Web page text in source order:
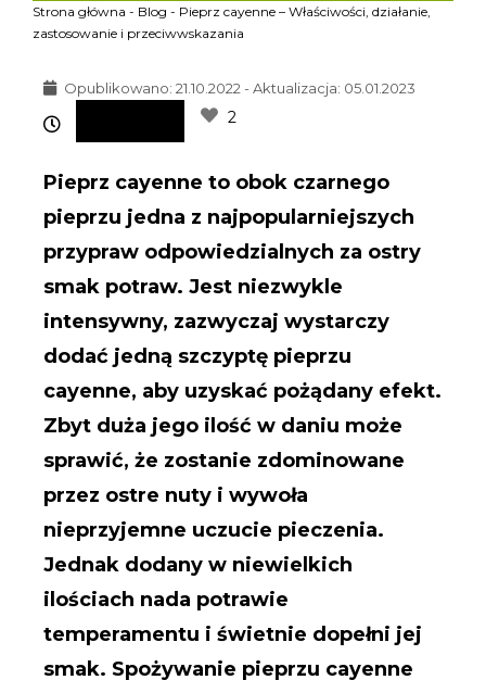
Strona główna - Blog - Pieprz cayenne – Właściwości, działanie,
zastosowanie i przeciwwskazania
Opublikowano: 21.10.2022 - Aktualizacja: 05.01.2023
2
Pieprz cayenne to obok czarnego
pieprzu jedna z najpopularniejszych
przypraw odpowiedzialnych za ostry
smak potraw. Jest niezwykle
intensywny, zazwyczaj wystarczy
dodać jedną szczyptę pieprzu
cayenne, aby uzyskać pożądany efekt.
Zbyt duża jego ilość w daniu może
sprawić, że zostanie zdominowane
przez ostre nuty i wywoła
nieprzyjemne uczucie pieczenia.
Jednak dodany w niewielkich
ilościach nada potrawie
temperamentu i świetnie dopełni jej
smak. Spożywanie pieprzu cayenne